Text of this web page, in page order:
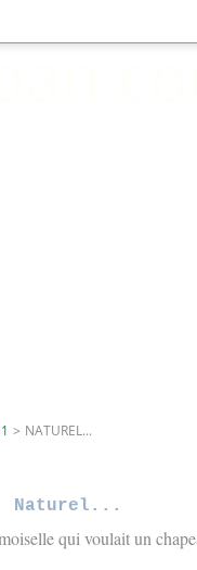
> NATUREL...
Naturel...
qui voulait un